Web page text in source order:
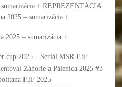
sumarizácia + REPREZENTÁCIA
2025 – sumarizácia +
2025 – sumarizácia +
cup 2025 – Seriál MSR F3F
Záhorie a Pálenica 2025 #3
F3F 2025